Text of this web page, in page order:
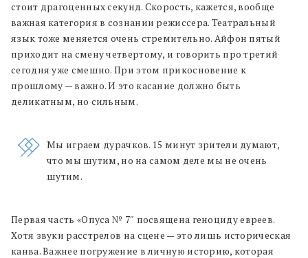
стоит драгоценных секунд. Скорость, кажется, вообще
важная категория в сознании режиссера. Театральный
язык тоже меняется очень стремительно. Айфон пятый
приходит на смену четвертому, и говорить про третий
сегодня уже смешно. При этом прикосновение к
прошлому — важно. И это касание должно быть
деликатным, но сильным.
Мы играем дурачков. 15 минут зрители думают,
что мы шутим, но на самом деле мы не очень
шутим.
Первая часть «Опуса № 7″ посвящена геноциду евреев.
Хотя звуки расстрелов на сцене — это лишь историческая
канва. Важнее погружение в личную историю, которая